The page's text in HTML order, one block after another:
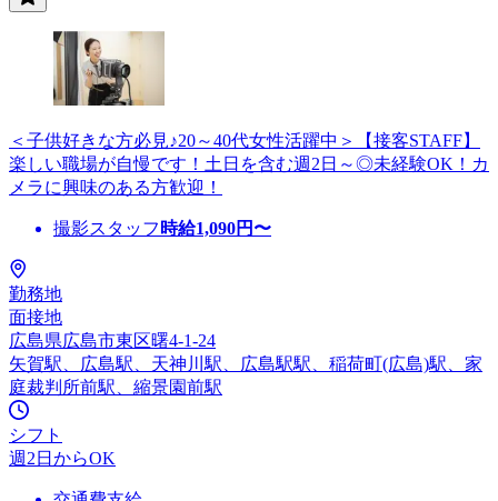
＜子供好きな方必見♪20～40代女性活躍中＞【接客STAFF】
楽しい職場が自慢です！土日を含む週2日～◎未経験OK！カ
メラに興味のある方歓迎！
撮影スタッフ 時給1,090円〜
勤務地
面接地
広島県広島市東区曙4-1-24
矢賀駅、広島駅、天神川駅、広島駅駅、稲荷町(広島)駅、家
庭裁判所前駅、縮景園前駅
シフト
週2日からOK